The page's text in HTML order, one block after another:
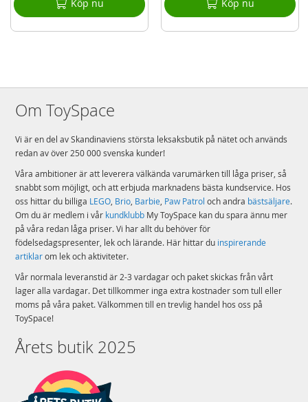
EAN 5029736083458
Varumärke Greta Gris
Köp nu Köp nu
Om ToySpace
Vi är en del av Skandinaviens största leksaksbutik på nätet och används
redan av över 250 000 svenska kunder!
Våra ambitioner är att leverera välkända varumärken till låga priser, så
snabbt som möjligt, och att erbjuda marknadens bästa kundservice. Hos
oss hittar du billiga LEGO, Brio, Barbie, Paw Patrol och andra bästsäljare.
Om du är medlem i vår kundklubb My ToySpace kan du spara ännu mer
på våra redan låga priser. Vi har allt du behöver för
födelsedagspresenter, lek och lärande. Här hittar du inspirerande
artiklarom lek och aktiviteter.
Vår normala leveranstid är 2-3 vardagar och paket skickas från vårt
lager alla vardagar. Det tillkommer inga extra kostnader som tull eller
moms på våra paket. Välkommen till en trevlig handel hos oss på
ToySpace!
Årets butik 2025